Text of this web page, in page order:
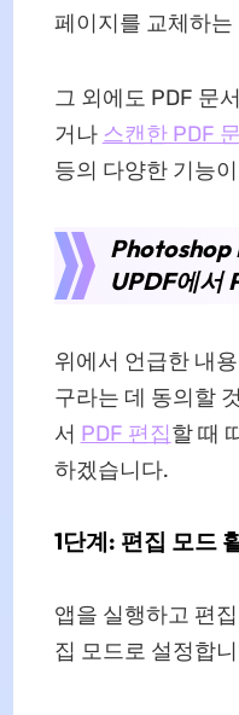
페이지를 교체하
그 외에도 PDF 문
거나 스캔한 PDF
등의 다양한 기능
Photoshop
UPDF에서
위에서 언급한 내
구라는 데 동의할
서 PDF 편집할 때
하겠습니다.
1단계: 편집 모드
앱을 실행하고 편
집 모드로 설정합